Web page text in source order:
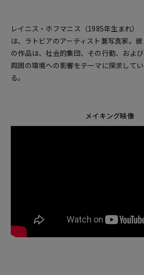
レイニス・ホフマニス（1985年生まれ）
は、ラトビアのアーティスト兼写真家。彼
の作品は、社会的集団、その行動、および
周囲の環境への影響をテーマに探求してい
る。
メイキング映像